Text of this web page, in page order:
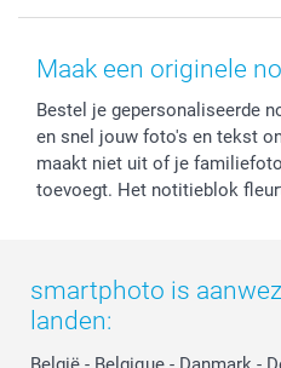
Herroepingsrecht
Cookiebeleid
Reviews
Prijslijst
Mijn orderstatus
smartfriends
service@smartphoto.nl
Affiliate partnerprogramma
Baby
Vaderdag
Huwelijk
Maak een originele
Bestel je gepersonaliseerde
en snel jouw foto's en tekst
maakt niet uit of je
toevoegt. Het notitieblok
smartphoto is
landen: